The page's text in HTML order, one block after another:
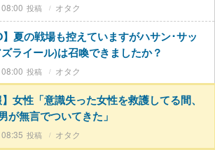
オタク
】夏の戦場も控えていますがハサン･サッ
ライール)は召喚できましたか？
オタク
】女性「意識失った女性を救護してる間、
が無言でついてきた」
オタク